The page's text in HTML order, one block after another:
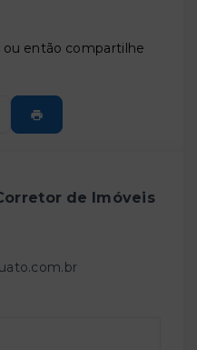
ou então compartilhe
de Imóveis